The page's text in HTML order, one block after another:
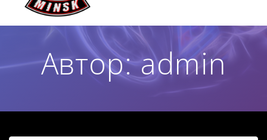
Автор:admin